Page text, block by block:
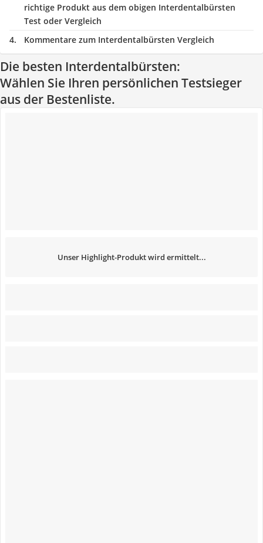
richtige Produkt aus dem obigen Interdentalbürsten
Test oder Vergleich
Kommentare zum Interdentalbürsten Vergleich
Die besten Interdentalbürsten:
Wählen Sie Ihren persönlichen Testsieger
aus der Bestenliste.
Unser Highlight-Produkt wird ermittelt...